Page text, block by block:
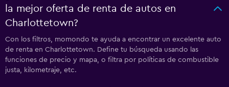
la mejor oferta de renta de autos en
Charlottetown?
Con los filtros, momondo te ayuda a encontrar un excelente auto
de renta en Charlottetown. Define tu búsqueda usando las
funciones de precio y mapa, o filtra por políticas de combustible
justa, kilometraje, etc.